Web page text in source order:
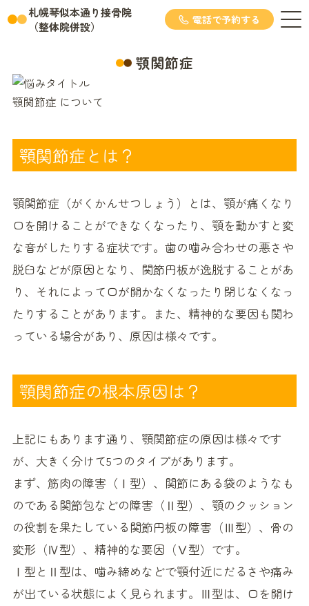
札幌琴似本通り接骨院
（整体院併設）
電話で予約する
顎関節症
顎関節症 について
顎関節症とは？
顎関節症（がくかんせつしょう）とは、顎が痛くなり
口を開けることができなくなったり、顎を動かすと変
な音がしたりする症状です。歯の噛み合わせの悪さや
脱臼などが原因となり、関節円板が逸脱することがあ
り、それによって口が開かなくなったり閉じなくなっ
たりすることがあります。また、精神的な要因も関わ
っている場合があり、原因は様々です。
顎関節症の根本原因は？
上記にもあります通り、顎関節症の原因は様々です
が、大きく分けて5つのタイプがあります。
まず、筋肉の障害（Ⅰ型）、関節にある袋のようなも
のである関節包などの障害（Ⅱ型）、顎のクッション
の役割を果たしている関節円板の障害（Ⅲ型）、骨の
変形（Ⅳ型）、精神的な要因（Ⅴ型）です。
Ⅰ型とⅡ型は、噛み締めなどで顎付近にだるさや痛み
が出ている状態によく見られます。Ⅲ型は、口を開け